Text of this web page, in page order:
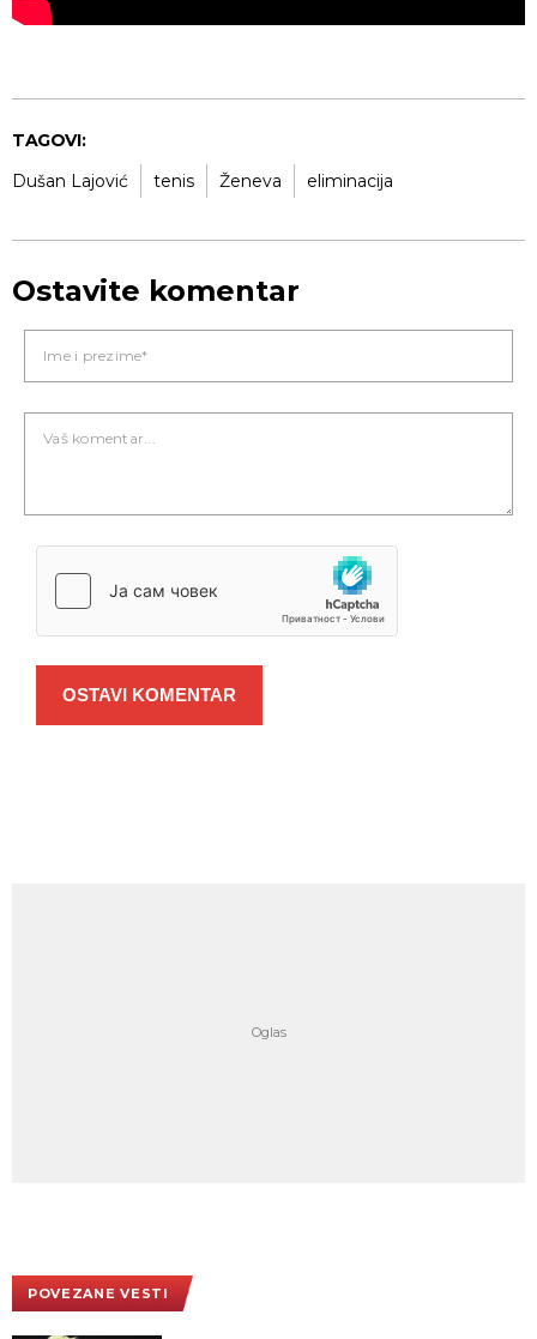
TAGOVI:
Dušan Lajović
tenis Ženeva eliminacija
Ostavite komentar
OSTAVI KOMENTAR
POVEZANE VESTI